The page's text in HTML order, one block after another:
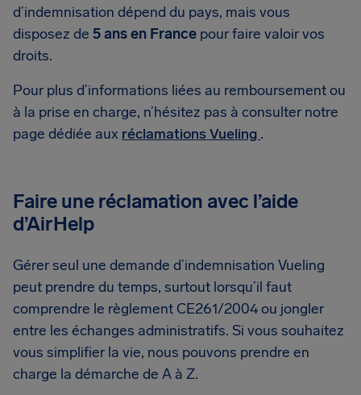
d’indemnisation dépend du pays, mais vous
disposez de 5 ans en France pour faire valoir vos
droits.
Pour plus d’informations liées au remboursement ou
à la prise en charge, n’hésitez pas à consulter notre
page dédiée aux réclamations Vueling .
Faire une réclamation avec l’aide
d’AirHelp
Gérer seul une demande d’indemnisation Vueling
peut prendre du temps, surtout lorsqu’il faut
comprendre le règlement CE261/2004 ou jongler
entre les échanges administratifs. Si vous souhaitez
vous simplifier la vie, nous pouvons prendre en
charge la démarche de A à Z.